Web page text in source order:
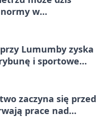
w
Lumumby zyska
i sportowe
zaczyna się przed
prace nad